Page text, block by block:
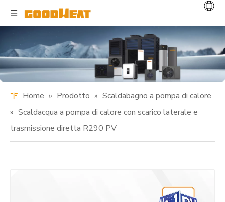
Home » Prodotto » Scaldabagno a pompa di calore
» Scaldacqua a pompa di calore con scarico laterale e
trasmissione diretta R290 PV